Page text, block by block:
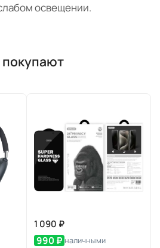
освещении.
1 090 ₽
990 ₽ наличными